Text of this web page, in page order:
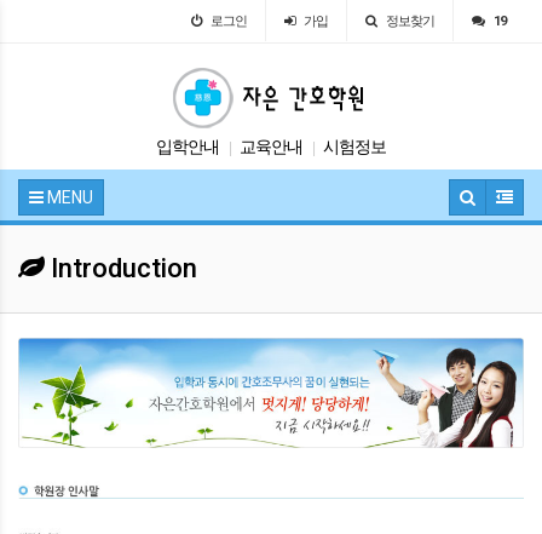
로그인 가입 정보찾기 19
입학안내 교육안내 시험정보
자유게시판
공지사항
MENU
Introduction